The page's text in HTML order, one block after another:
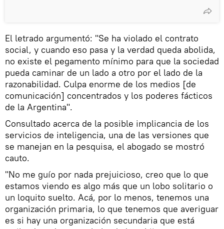
El letrado argumentó: "Se ha violado el contrato
social, y cuando eso pasa y la verdad queda abolida,
no existe el pegamento mínimo para que la sociedad
pueda caminar de un lado a otro por el lado de la
razonabilidad. Culpa enorme de los medios [de
comunicación] concentrados y los poderes fácticos
de la Argentina".
Consultado acerca de la posible implicancia de los
servicios de inteligencia, una de las versiones que
se manejan en la pesquisa, el abogado se mostró
cauto.
"No me guío por nada prejuicioso, creo que lo que
estamos viendo es algo más que un lobo solitario o
un loquito suelto. Acá, por lo menos, tenemos una
organización primaria, lo que tenemos que averiguar
es si hay una organización secundaria que está